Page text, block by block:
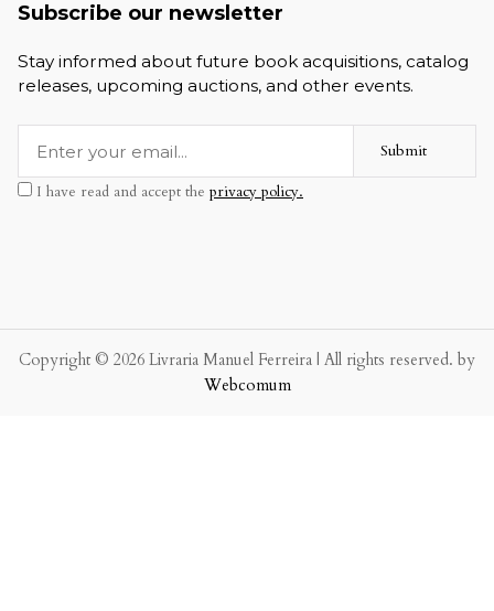
Subscribe our newsletter
Stay informed about future book acquisitions, catalog
releases, upcoming auctions, and other events.
Submit
I have read and accept the privacy policy.
Copyright © 2026 Livraria Manuel Ferreira | All rights reserved. by
Webcomum